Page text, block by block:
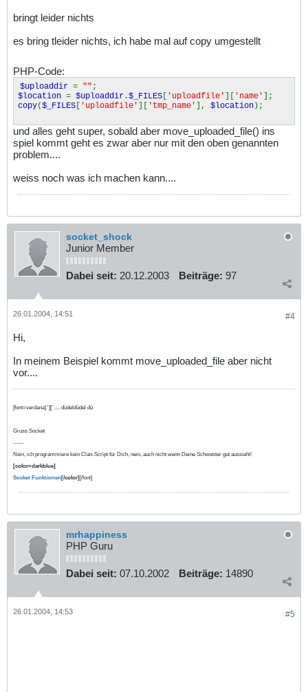
bringt leider nichts
es bring tleider nichts, ich habe mal auf copy umgestellt
PHP-Code:
$uploaddir = "" ;
$location = $uploaddir .$_FILES [ 'uploadfile' ][ 'name' ];
copy($_FILES [ 'uploadfile' ][ 'tmp_name' ], $location);
und alles geht super, sobald aber move_uploaded_file() ins
spiel kommt geht es zwar aber nur mit den oben genannten
problem....
weiss noch was ich machen kann....
socket_shock
Junior Member
Dabei seit: 20.12.2003 Beiträge: 97
#4
26.01.2004, 14:51
Hi,
In meinem Beispiel kommt move_uploaded_file aber nicht
vor....
[font=verdana] '][' .... düdeldüdel dü
Gruss Socket
-----
Nein, ich programmiere kein Clan-Script für Dich, nein, auch nicht wenn Deine Schwester gut aussieht!
[color=darkblue]
Socket Funktionen[/color][/font]
mrhappiness
PHP Guru
Dabei seit: 07.10.2002 Beiträge: 14890
#5
26.01.2004, 14:53